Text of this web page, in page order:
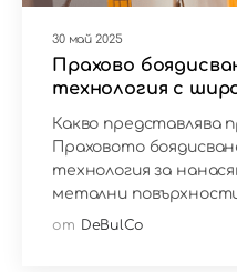
30 май 2025
Прахово
технология с
Какво представлява
Праховото
технология за
метални
от DeBulCo